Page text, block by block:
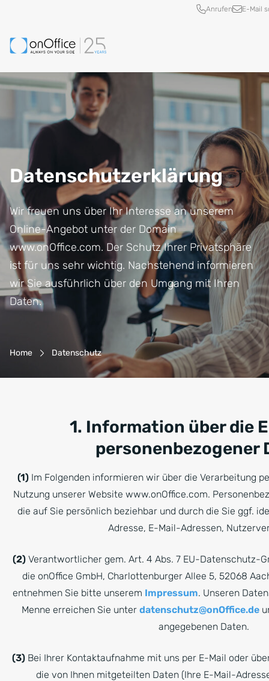
Schnellzugriff
Anrufen E-Mail
Datenschutzerklärung
Wir freuen uns über Ihr Interesse an unserem
Online-Angebot unter der Domain
www.onOffice.com. Der Schutz Ihrer Privatsphäre
ist für uns sehr wichtig. Nachstehend informieren
wir Sie ausführlich über den Umgang mit Ihren
Daten.
Breadcrumb-Navigation
Home Datenschutz
1. Information über die
personenbezogener
(1) Im Folgenden informieren wir über die Verarbeitung
Nutzung unserer Website www.onOffice.com.
die auf Sie persönlich beziehbar und durch die Sie ggf.
Adresse, E-Mail-Adressen,
(2) Verantwortlicher gem. Art. 4 Abs. 7 EU-Datenschutz-
die onOffice GmbH, Charlottenburger Allee 5, 52068
entnehmen Sie bitte unserem Impressum. Unseren
Menne erreichen Sie unter datenschutz@onOffice.de
angegebenen Daten.
(3) Bei Ihrer Kontaktaufnahme mit uns per E-Mail oder
die von Ihnen mitgeteilten Daten (Ihre E-Mail-